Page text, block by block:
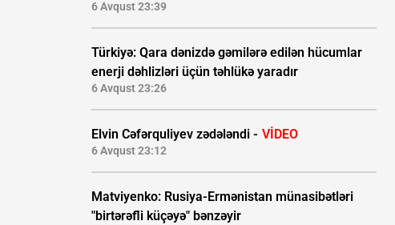
6 Avqust 23:39
Türkiyə: Qara dənizdə gəmilərə edilən hücumlar
enerji dəhlizləri üçün təhlükə yaradır
6 Avqust 23:26
Elvin Cəfərquliyev zədələndi - VİDEO
6 Avqust 23:12
Matviyenko: Rusiya-Ermənistan münasibətləri
"birtərəfli küçəyə" bənzəyir